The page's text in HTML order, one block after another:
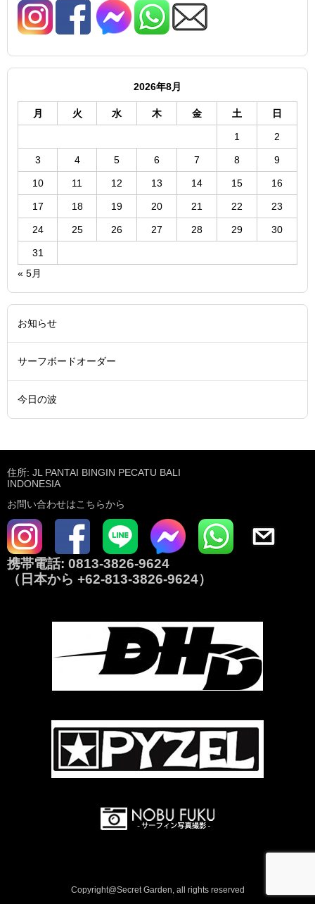
2026年8月
月 火 水 木 金 土 日
1 2
3 4 5 6 7 8 9
10 11 12 13 14 15 16
17 18 19 20 21 22 23
24 25 26 27 28 29 30
31
« 5月
お知らせ
サーフボードオーダー
今日の波
住所: JL PANTAI BINGIN PECATU BALI
INDONESIA
お問い合わせはこちらから
携帯電話: 0813-3826-9624
（日本から +62-813-3826-9624）
Copyright@Secret Garden, all rights reserved